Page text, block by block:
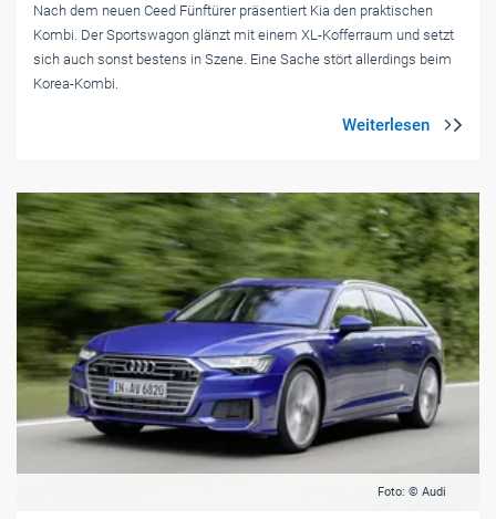
Nach dem neuen Ceed Fünftürer präsentiert Kia den praktischen
Kombi. Der Sportswagon glänzt mit einem XL-Kofferraum und setzt
sich auch sonst bestens in Szene. Eine Sache stört allerdings beim
Korea-Kombi.
Foto: © Audi